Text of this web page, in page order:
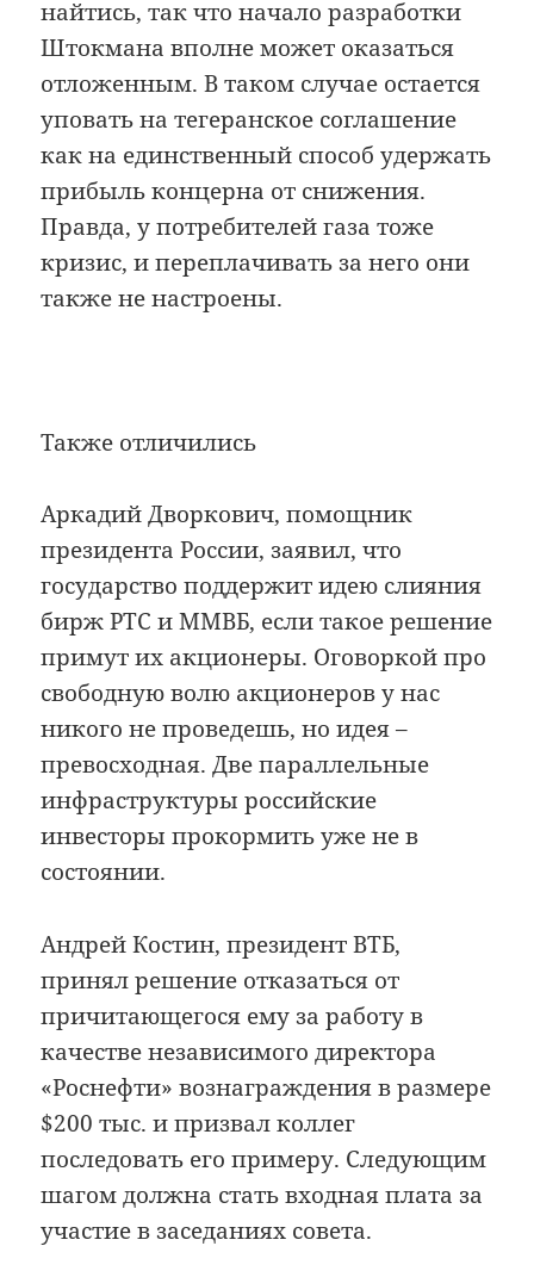
найтись, так что начало разработки
Штокмана вполне может оказаться
отложенным. В таком случае остается
уповать на тегеранское соглашение
как на единственный способ удержать
прибыль концерна от снижения.
Правда, у потребителей газа тоже
кризис, и переплачивать за него они
также не настроены.
Также отличились
Аркадий Дворкович, помощник
президента России, заявил, что
государст­во поддержит идею слияния
бирж РТС и ММВБ, если такое решение
примут их акционеры. Оговоркой про
свободную волю акционеров у нас
никого не проведешь, но идея –
превосходная. Две параллельные
инфраструктуры россий­ские
инвесторы прокормить уже не в
состоянии.
Андрей Костин, президент ВТБ,
принял решение отказаться от
причитающегося ему за работу в
качестве независимого директора
«Роснефти» вознаграждения в размере
$200 тыс. и призвал коллег
последовать его примеру. Следующим
шагом должна стать входная плата за
участие в заседаниях совета.